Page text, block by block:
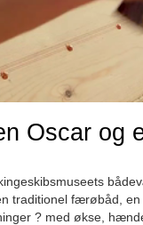
Oscar og
traditionel færøbåd,
? med økse,